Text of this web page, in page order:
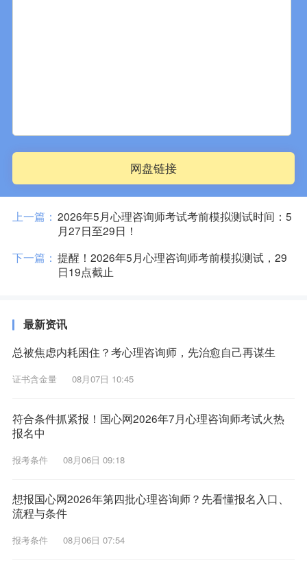
网盘链接
上一篇： 2026年5月心理咨询师考试考前模拟测试时间：5
月27日至29日！
下一篇： 提醒！2026年5月心理咨询师考前模拟测试，29
日19点截止
最新资讯
总被焦虑内耗困住？考心理咨询师，先治愈自己再谋生
证书含金量 08月07日 10:45
符合条件抓紧报！国心网2026年7月心理咨询师考试火热
报名中
报考条件 08月06日 09:18
想报国心网2026年第四批心理咨询师？先看懂报名入口、
流程与条件
报考条件 08月06日 07:54